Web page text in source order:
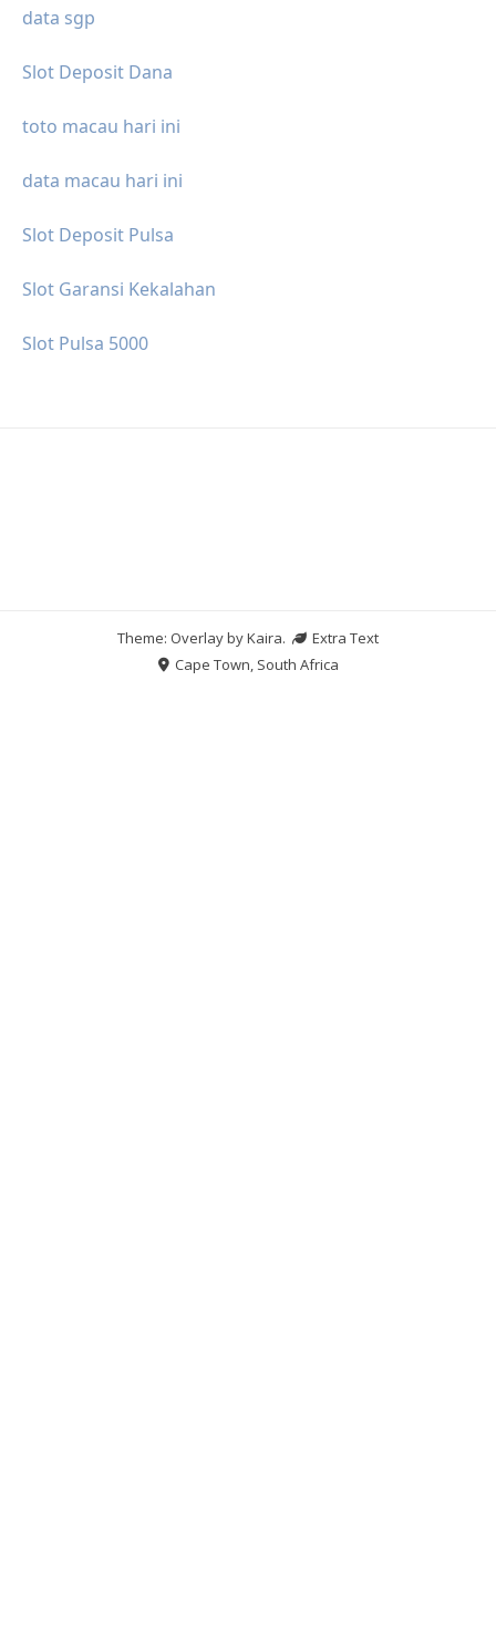
data sgp
Slot Deposit Dana
toto macau hari ini
data macau hari ini
Slot Deposit Pulsa
Slot Garansi Kekalahan
Slot Pulsa 5000
Theme: Overlay byKaira.
Extra Text
Cape Town, South Africa